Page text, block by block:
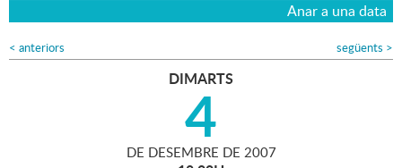
Anar a una data
< anteriors següents >
DIMARTS
4
DE DESEMBRE DE 2007